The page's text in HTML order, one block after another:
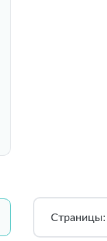
Страницы: